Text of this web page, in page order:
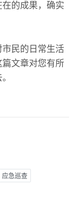
的成果，确实
民的日常生活
文章对您有所
应急巡查